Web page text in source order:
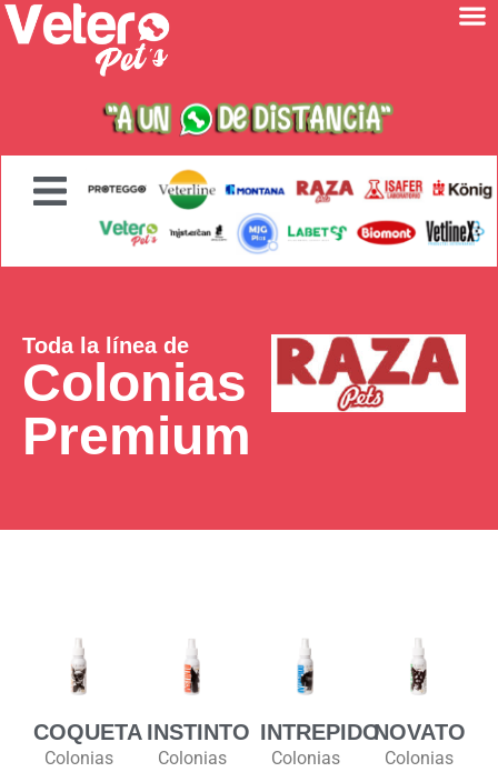
Toda la línea de
Colonias
Premium
COQUETA
Colonias
INSTINTO
Colonias
INTREPIDO
Colonias
NOVATO
Colonias